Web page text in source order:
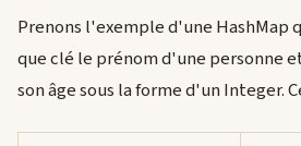
Prenons l'exemple d'une
que clé le prénom d'une personne
son âge sous la forme d'un Integer.